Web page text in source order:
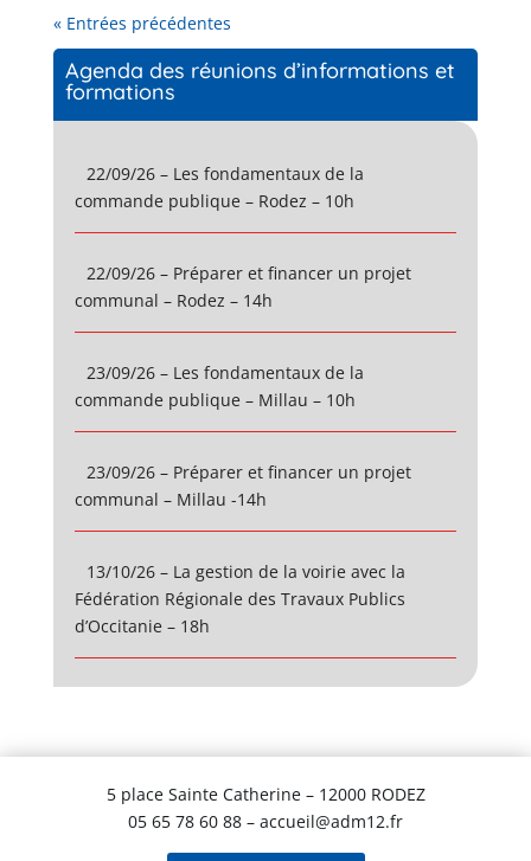
« Entrées précédentes
Agenda des réunions d’informations et
formations
22/09/26 – Les fondamentaux de la
commande publique – Rodez – 10h
22/09/26 – Préparer et financer un projet
communal – Rodez – 14h
23/09/26 – Les fondamentaux de la
commande publique – Millau – 10h
23/09/26 – Préparer et financer un projet
communal – Millau -14h
13/10/26 – La gestion de la voirie avec la
Fédération Régionale des Travaux Publics
d’Occitanie – 18h
5 place Sainte Catherine – 12000 RODEZ
05 65 78 60 88 – accueil@adm12.fr